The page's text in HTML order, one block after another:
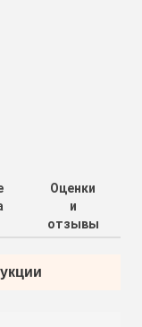
Оценки
и
отзывы